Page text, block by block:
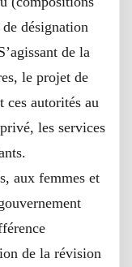
désignation
de la
le projet de
ces autorités au
les services
aux femmes et
de la révision